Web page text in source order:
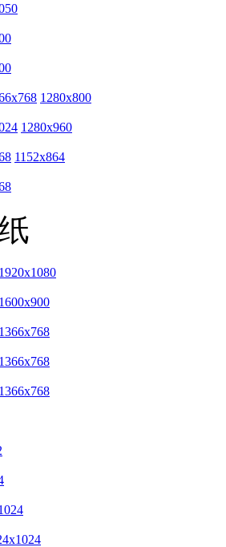
1280x800
1280x960
1152x864
1920x1080
1600x900
1366x768
1366x768
1366x768